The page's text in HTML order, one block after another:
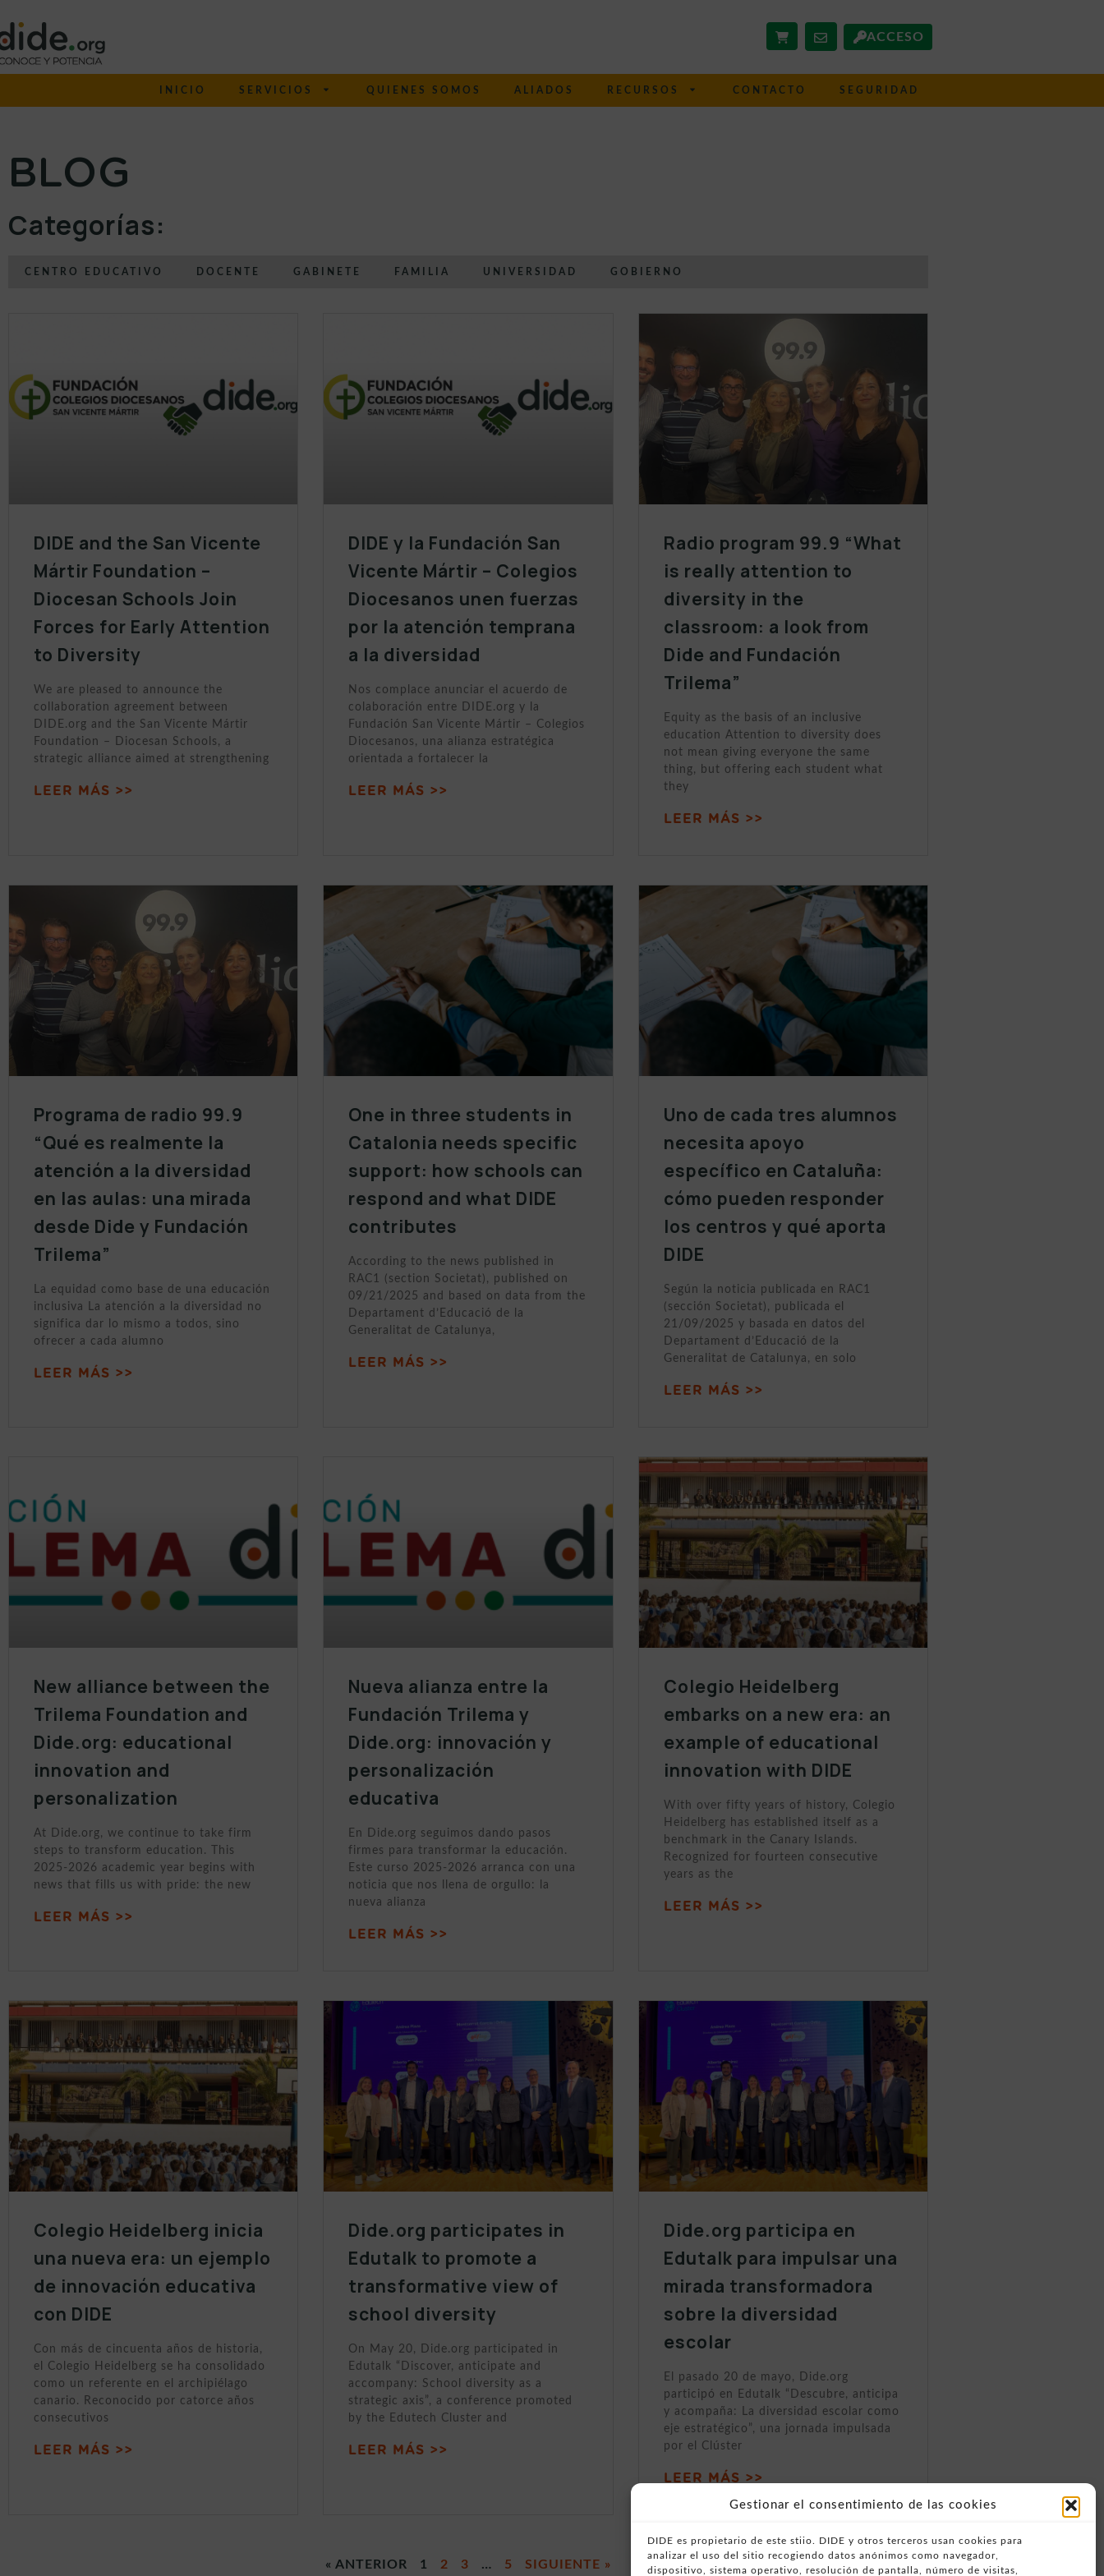
Gestionar el consentimiento de las cookies
DIDE es propietario de este stiio. DIDE y otros terceros usan cookies para
analizar el uso del sitio recogiendo datos anónimos como navegador,
dispositivo, sistema operativo, resolución de pantalla, número de visitas,
ACCESO
INICIO SERVICIOS QUIENES SOMOS ALIADOS RECURSOS CONTACTO SEGURIDAD
BLOG
Categorías:
CENTRO EDUCATIVO DOCENTE GABINETE FAMILIA UNIVERSIDAD GOBIERNO
DIDE and the San Vicente
Mártir Foundation –
Diocesan Schools Join
Forces for Early Attention
to Diversity
We are pleased to announce the
collaboration agreement between
DIDE.org and the San Vicente Mártir
Foundation – Diocesan Schools, a
strategic alliance aimed at strengthening
LEER MÁS >>
DIDE y la Fundación San
Vicente Mártir – Colegios
Diocesanos unen fuerzas
por la atención temprana
a la diversidad
Nos complace anunciar el acuerdo de
colaboración entre DIDE.org y la
Fundación San Vicente Mártir – Colegios
Diocesanos, una alianza estratégica
orientada a fortalecer la
LEER MÁS >>
Radio program 99.9 “What
is really attention to
diversity in the
classroom: a look from
Dide and Fundación
Trilema”
Equity as the basis of an inclusive
education Attention to diversity does
not mean giving everyone the same
thing, but offering each student what
they
LEER MÁS >>
Programa de radio 99.9
“Qué es realmente la
atención a la diversidad
en las aulas: una mirada
desde Dide y Fundación
Trilema”
La equidad como base de una educación
inclusiva La atención a la diversidad no
significa dar lo mismo a todos, sino
ofrecer a cada alumno
LEER MÁS >>
One in three students in
Catalonia needs specific
support: how schools can
respond and what DIDE
contributes
According to the news published in
RAC1 (section Societat), published on
09/21/2025 and based on data from the
Departament d’Educació de la
Generalitat de Catalunya,
LEER MÁS >>
Uno de cada tres alumnos
necesita apoyo
específico en Cataluña:
cómo pueden responder
los centros y qué aporta
DIDE
Según la noticia publicada en RAC1
(sección Societat), publicada el
21/09/2025 y basada en datos del
Departament d’Educació de la
Generalitat de Catalunya, en solo
LEER MÁS >>
New alliance between the
Trilema Foundation and
Dide.org: educational
innovation and
personalization
At Dide.org, we continue to take firm
steps to transform education. This
2025-2026 academic year begins with
news that fills us with pride: the new
LEER MÁS >>
Nueva alianza entre la
Fundación Trilema y
Dide.org: innovación y
personalización
educativa
En Dide.org seguimos dando pasos
firmes para transformar la educación.
Este curso 2025-2026 arranca con una
noticia que nos llena de orgullo: la
nueva alianza
LEER MÁS >>
Colegio Heidelberg
embarks on a new era: an
example of educational
innovation with DIDE
With over fifty years of history, Colegio
Heidelberg has established itself as a
benchmark in the Canary Islands.
Recognized for fourteen consecutive
years as the
LEER MÁS >>
Colegio Heidelberg inicia
una nueva era: un ejemplo
de innovación educativa
con DIDE
Con más de cincuenta años de historia,
el Colegio Heidelberg se ha consolidado
como un referente en el archipiélago
canario. Reconocido por catorce años
consecutivos
LEER MÁS >>
Dide.org participates in
Edutalk to promote a
transformative view of
school diversity
On May 20, Dide.org participated in
Edutalk “Discover, anticipate and
accompany: School diversity as a
strategic axis”, a conference promoted
by the Edutech Cluster and
LEER MÁS >>
Dide.org participa en
Edutalk para impulsar una
mirada transformadora
sobre la diversidad
escolar
El pasado 20 de mayo, Dide.org
participó en Edutalk “Descubre, anticipa
y acompaña: La diversidad escolar como
eje estratégico”, una jornada impulsada
por el Clúster
LEER MÁS >>
« ANTERIOR 1 2 3 … 5 SIGUIENTE »